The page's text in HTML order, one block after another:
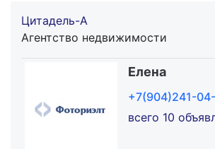
Цитадель-А
Агентство недвижимости
Елена
+7(904)241-
всего 10